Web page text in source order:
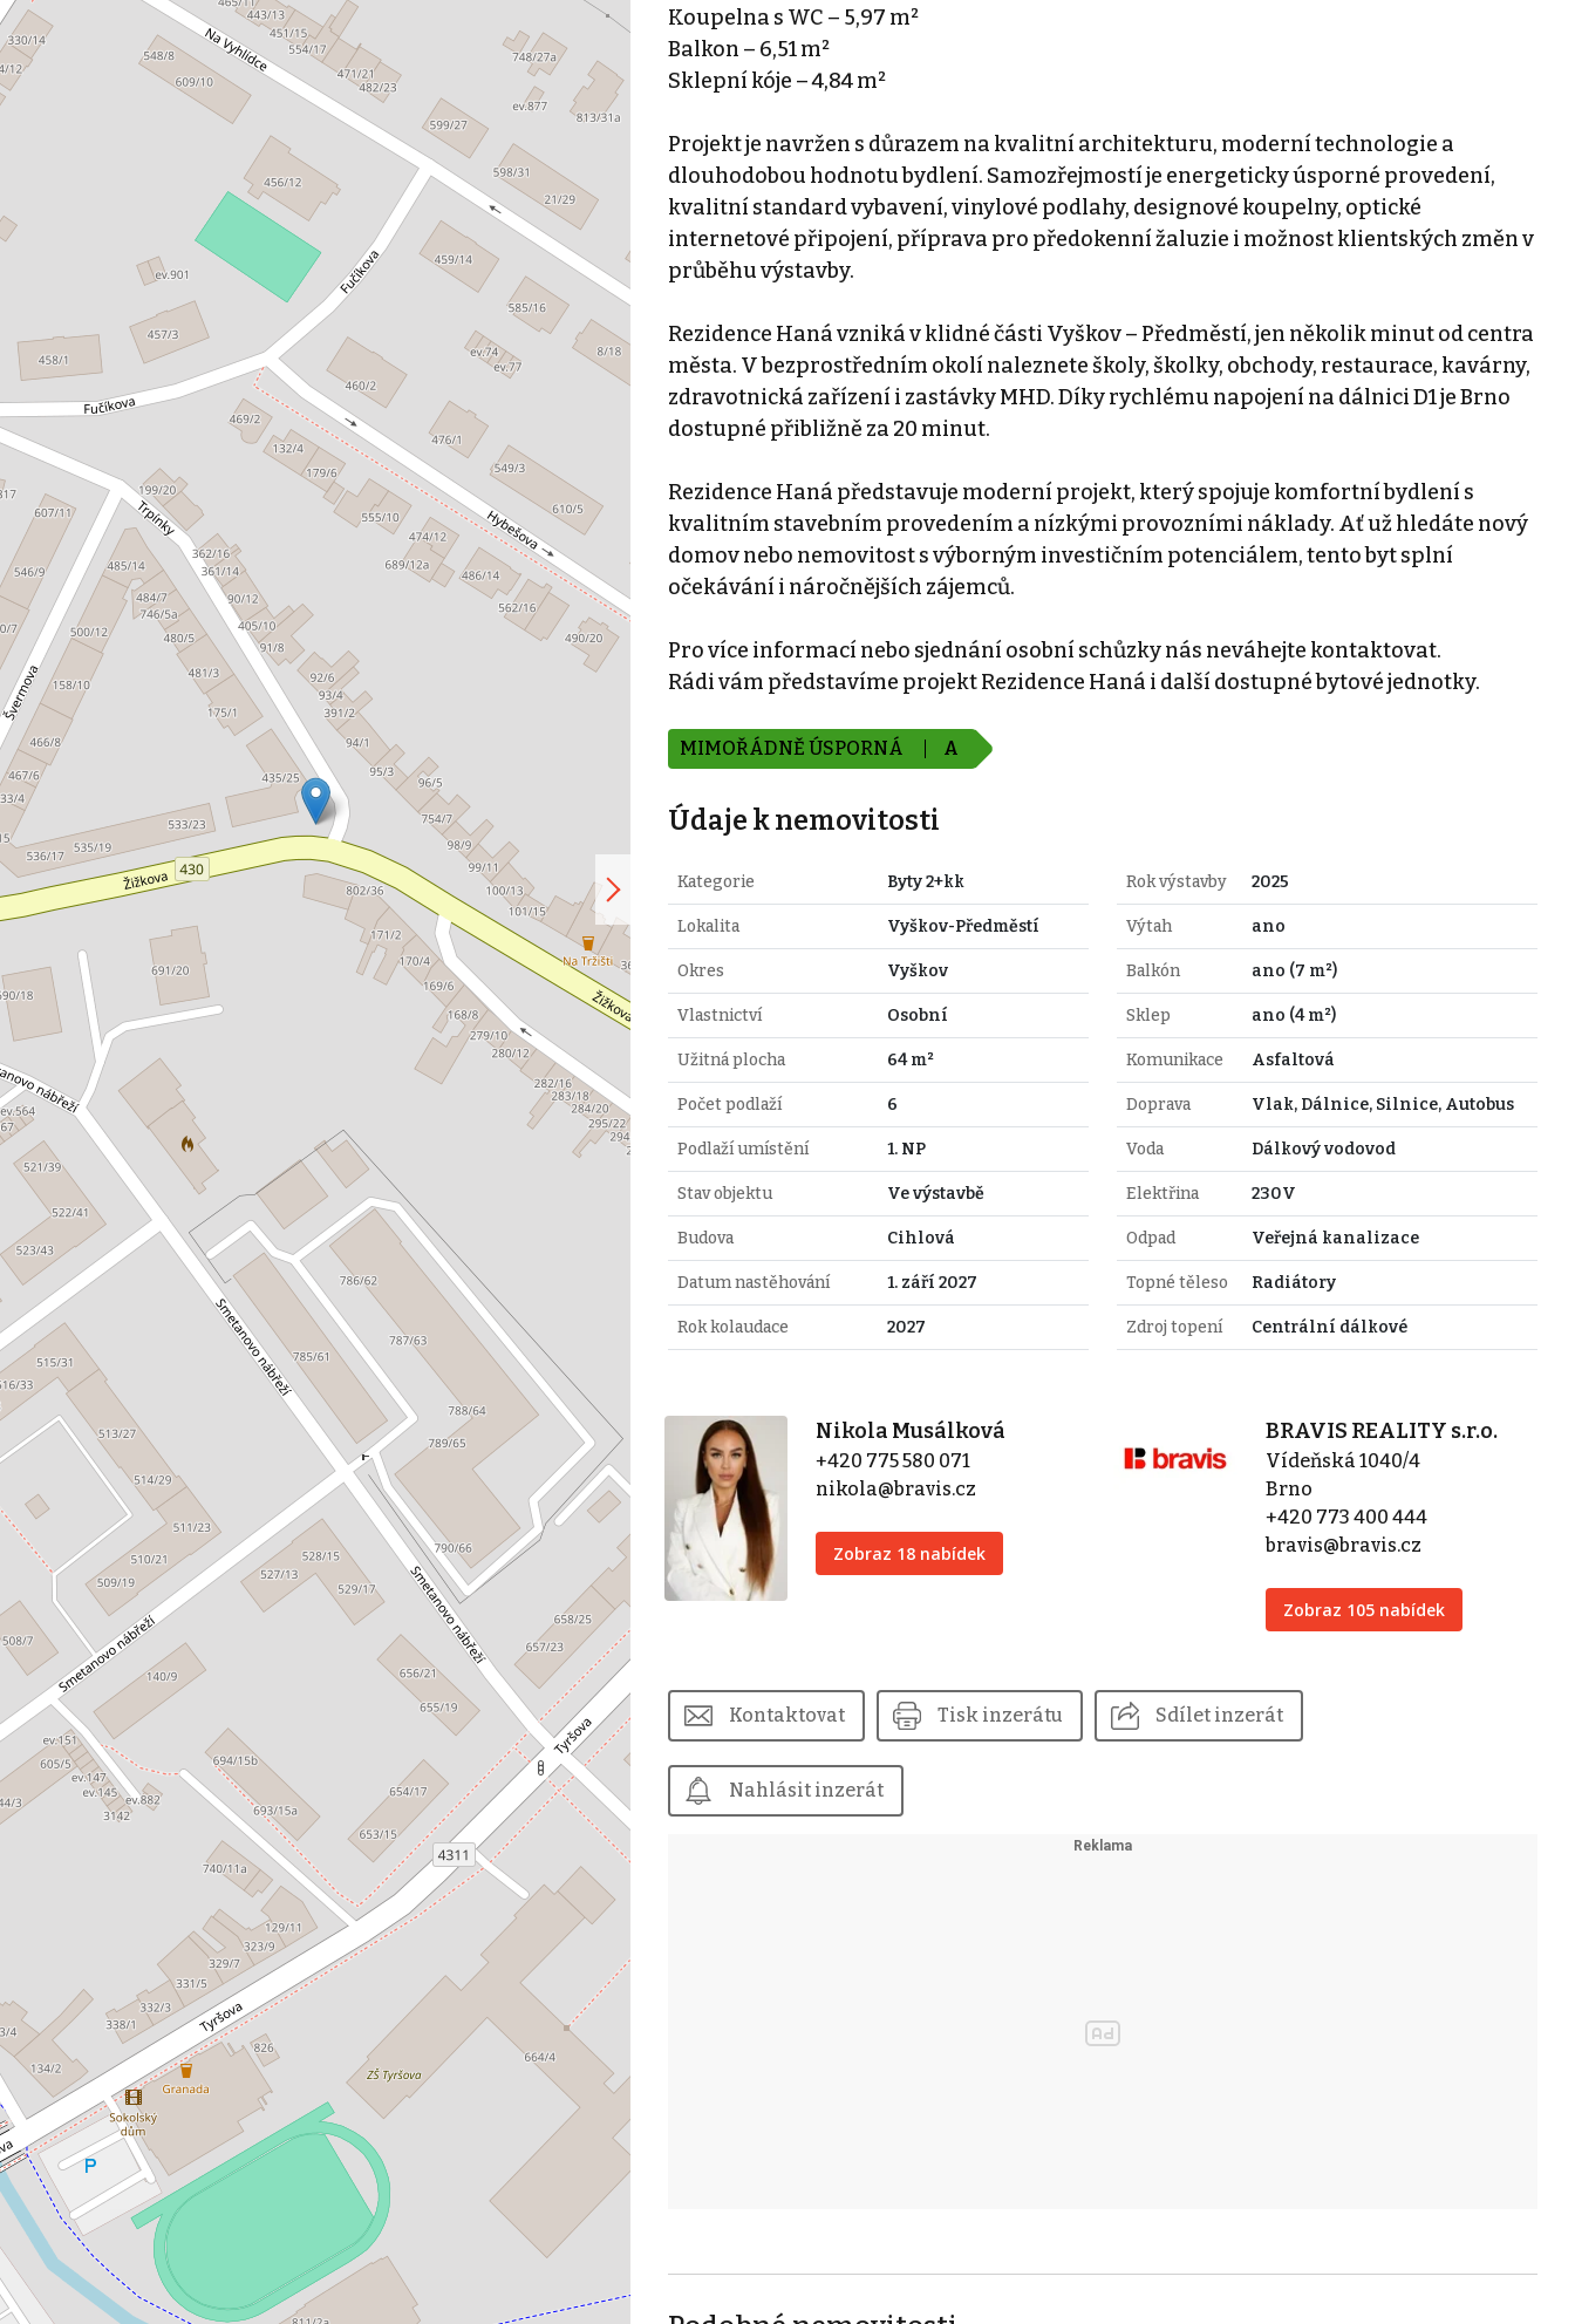
Koupelna s WC – 5,97 m²
Balkon – 6,51 m²
Sklepní kóje – 4,84 m²
Projekt je navržen s důrazem na kvalitní architekturu, moderní technologie a
dlouhodobou hodnotu bydlení. Samozřejmostí je energeticky úsporné provedení,
kvalitní standard vybavení, vinylové podlahy, designové koupelny, optické
internetové připojení, příprava pro předokenní žaluzie i možnost klientských změn v
průběhu výstavby.
Rezidence Haná vzniká v klidné části Vyškov – Předměstí, jen několik minut od centra
města. V bezprostředním okolí naleznete školy, školky, obchody, restaurace, kavárny,
zdravotnická zařízení i zastávky MHD. Díky rychlému napojení na dálnici D1 je Brno
dostupné přibližně za 20 minut.
Rezidence Haná představuje moderní projekt, který spojuje komfortní bydlení s
kvalitním stavebním provedením a nízkými provozními náklady. Ať už hledáte nový
domov nebo nemovitost s výborným investičním potenciálem, tento byt splní
očekávání i náročnějších zájemců.
Pro více informací nebo sjednání osobní schůzky nás neváhejte kontaktovat.
Rádi vám představíme projekt Rezidence Haná i další dostupné bytové jednotky.
MIMOŘÁDNĚ ÚSPORNÁ A
Údaje k nemovitosti
Kategorie Byty 2+kk
Lokalita Vyškov-Předměstí
Okres Vyškov
Vlastnictví Osobní
Užitná plocha 64 m²
Počet podlaží 6
Podlaží umístění 1. NP
Stav objektu Ve výstavbě
Budova Cihlová
Datum nastěhování 1. září 2027
Rok kolaudace 2027
Rok výstavby 2025
Výtah ano
Balkón ano (7 m²)
Sklep ano (4 m²)
Komunikace Asfaltová
Doprava Vlak, Dálnice, Silnice, Autobus
Voda Dálkový vodovod
Elektřina 230V
Odpad Veřejná kanalizace
Topné těleso Radiátory
Zdroj topení Centrální dálkové
Nikola Musálková
+420 775 580 071
nikola@bravis.cz
Zobraz 18 nabídek
BRAVIS REALITY s.r.o.
Vídeňská 1040/4
Brno
+420 773 400 444
bravis@bravis.cz
Zobraz 105 nabídek
Kontaktovat Tisk inzerátu Sdílet inzerát
Nahlásit inzerát